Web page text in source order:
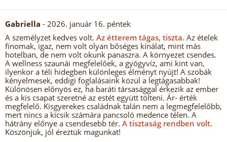
Gabriella - 2026. január 16. péntek
A személyzet kedves volt. Az étterem tágas, tiszta. Az ételek
finomak, igaz, nem volt olyan bőséges kínálat, mint más
hotelban, de nem volt okunk panaszra. A környezet csendes.
A wellness szaunái megfelelőek, a gyógyvíz, ami kint van,
ilyenkor a téli hidegben különleges élményt nyújt! A szobák
kényelmesek, eddigi foglalásaink közül a legtágasabbak!
Különösen előnyös ez, ha baráti társasággal érkezik az ember
és a kis csapat szeretné az estét együtt tölteni. Ár- érték
megfelelő. Kisgyerekes családnak talán nem a legmegfelelőbb,
mert nincs a kicsik számára pancsoló medence télen. A
hátrány előnye a csendesebb tér. A tisztaság rendben volt.
Köszönjük, jól éreztük magunkat!